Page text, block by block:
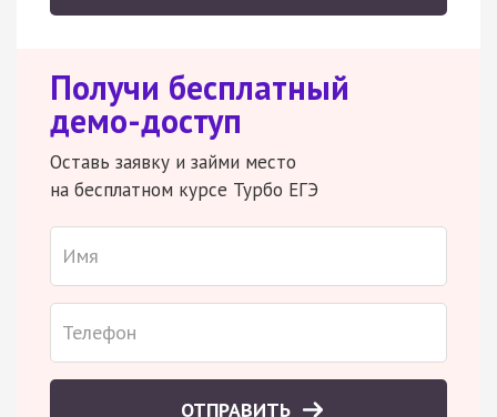
Получи бесплатный
демо-доступ
Оставь заявку и займи место
на бесплатном курсе Турбо ЕГЭ
ОТПРАВИТЬ